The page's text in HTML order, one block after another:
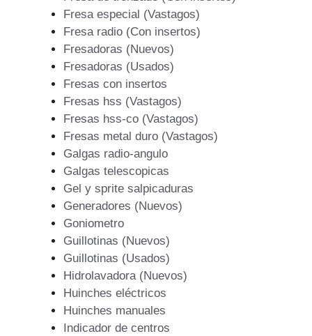
Fresa especial (Vastagos)
Fresa radio (Con insertos)
Fresadoras (Nuevos)
Fresadoras (Usados)
Fresas con insertos
Fresas hss (Vastagos)
Fresas hss-co (Vastagos)
Fresas metal duro (Vastagos)
Galgas radio-angulo
Galgas telescopicas
Gel y sprite salpicaduras
Generadores (Nuevos)
Goniometro
Guillotinas (Nuevos)
Guillotinas (Usados)
Hidrolavadora (Nuevos)
Huinches eléctricos
Huinches manuales
Indicador de centros